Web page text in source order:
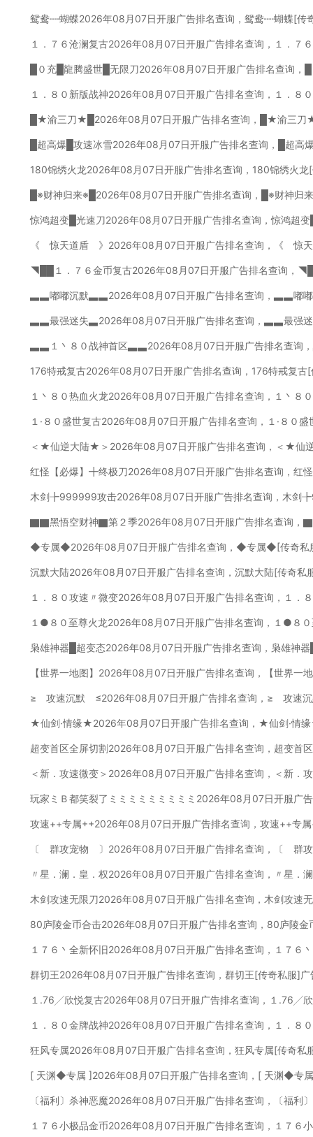
鸳鸯┉蝴蝶2026年08月07日开服广告排名查询，鸳鸯┉蝴蝶[传
１．７６沧澜复古2026年08月07日开服广告排名查询，１．７
█０充█龍腾盛世█无限刀2026年08月07日开服广告排名查询，
１．８０新版战神2026年08月07日开服广告排名查询，１．８
█★渝三刀★█2026年08月07日开服广告排名查询，█★渝三刀
█超高爆█攻速冰雪2026年08月07日开服广告排名查询，█超高
180锦绣火龙2026年08月07日开服广告排名查询，180锦绣火龙
█※财神归来※█2026年08月07日开服广告排名查询，█※财神归
惊鸿超变█光速刀2026年08月07日开服广告排名查询，惊鸿超
《 惊天道盾 》2026年08月07日开服广告排名查询，《 惊
◥██１．７６金币复古2026年08月07日开服广告排名查询，
▃▃嘟嘟沉默▃▃2026年08月07日开服广告排名查询，▃▃嘟
▃▃最强迷失▃2026年08月07日开服广告排名查询，▃▃最强
▃▃１丶８０战神首区▃▃2026年08月07日开服广告排名查询
176特戒复古2026年08月07日开服广告排名查询，176特戒复古
１丶８０热血火龙2026年08月07日开服广告排名查询，１丶８
１·８０盛世复古2026年08月07日开服广告排名查询，１·８０
＜★仙逆大陆★＞2026年08月07日开服广告排名查询，＜★仙
红怪【必爆】╋终极刀2026年08月07日开服广告排名查询，红
木剑╊999999攻击2026年08月07日开服广告排名查询，木剑
▇▇黑悟空财神▇第２季2026年08月07日开服广告排名查询，
◆专属◆2026年08月07日开服广告排名查询，◆专属◆[传奇私
沉默大陆2026年08月07日开服广告排名查询，沉默大陆[传奇私
１．８０攻速〃微变2026年08月07日开服广告排名查询，１．
１●８０至尊火龙2026年08月07日开服广告排名查询，１●８
枭雄神器█超变态2026年08月07日开服广告排名查询，枭雄神
【世界一地图】2026年08月07日开服广告排名查询，【世界一
≥ 攻速沉默 ≤2026年08月07日开服广告排名查询，≥ 攻速
★仙剑·情缘★2026年08月07日开服广告排名查询，★仙剑·情
超变首区全屏切割2026年08月07日开服广告排名查询，超变首
＜新．攻速微变＞2026年08月07日开服广告排名查询，＜新．
玩家ミＢ都笑裂了ミミミミミミミミミ2026年08月07日开服广
攻速++专属++2026年08月07日开服广告排名查询，攻速++专
〔 群攻宠物 〕2026年08月07日开服广告排名查询，〔 群
〃星．澜．皇．权2026年08月07日开服广告排名查询，〃星．
木剑攻速无限刀2026年08月07日开服广告排名查询，木剑攻速
80庐陵金币合击2026年08月07日开服广告排名查询，80庐陵金
１７６丶全新怀旧2026年08月07日开服广告排名查询，１７６
群切王2026年08月07日开服广告排名查询，群切王[传奇私服]广
１.76╱欣悦复古2026年08月07日开服广告排名查询，１.76╱
１．８０金牌战神2026年08月07日开服广告排名查询，１．８
狂风专属2026年08月07日开服广告排名查询，狂风专属[传奇私
[ 天渊◆专属 ]2026年08月07日开服广告排名查询，[ 天渊◆专
〔福利〕杀神恶魔2026年08月07日开服广告排名查询，〔福利
１７６小极品金币2026年08月07日开服广告排名查询，１７６